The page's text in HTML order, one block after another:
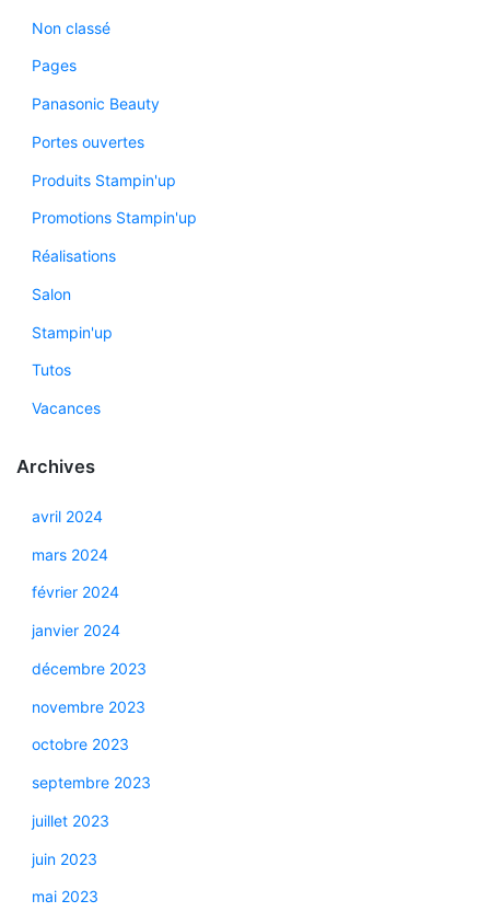
Non classé
Pages
Panasonic Beauty
Portes ouvertes
Produits Stampin'up
Promotions Stampin'up
Réalisations
Salon
Stampin'up
Tutos
Vacances
Archives
avril 2024
mars 2024
février 2024
janvier 2024
décembre 2023
novembre 2023
octobre 2023
septembre 2023
juillet 2023
juin 2023
mai 2023